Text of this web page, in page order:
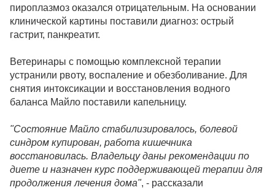
пироплазмоз оказался отрицательным. На основании
клинической картины поставили диагноз: острый
гастрит, панкреатит.
Ветеринары с помощью комплексной терапии
устранили рвоту, воспаление и обезболивание. Для
снятия интоксикации и восстановления водного
баланса Майло поставили капельницу.
"Состояние Майло стабилизировалось, болевой
синдром купирован, работа кишечника
восстановилась. Владельцу даны рекомендации по
диете и назначен курс поддерживающей терапии для
продолжения лечения дома", - рассказали